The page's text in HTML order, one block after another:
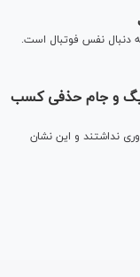
دنبال نفس فوتبال است.
تمرینات خود را شروع کردیم/ در ۵ روز اخیر ۲ برد در لیگ و جام حذفی کسب
اعتراضی در طول ۹۰ دقیقه به تصمیمات داوری نداشتند و این نشان